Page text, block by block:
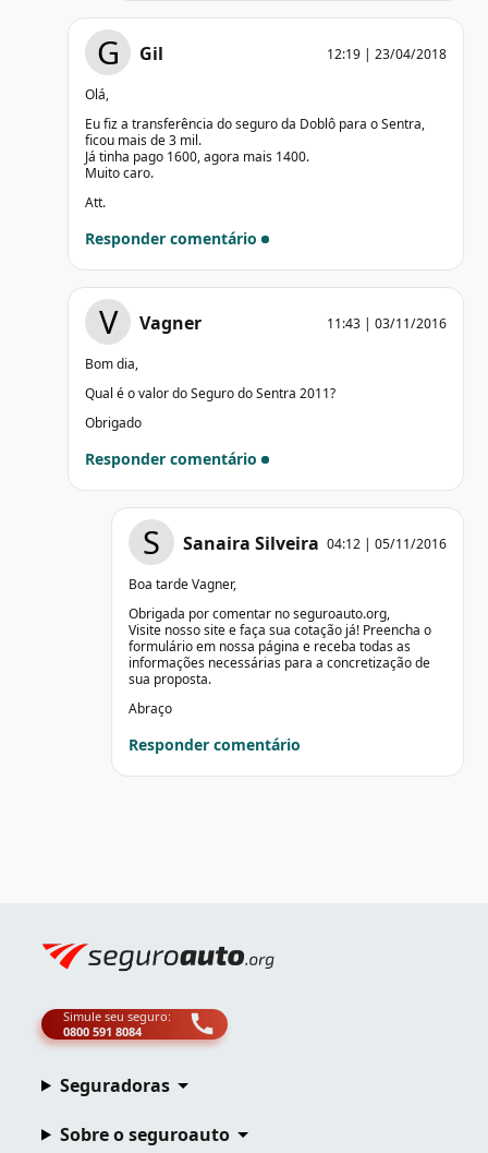
G Gil 12:19 | 23/04/2018
Olá,
Eu fiz a transferência do seguro da Doblô para o Sentra,
ficou mais de 3 mil.
Já tinha pago 1600, agora mais 1400.
Muito caro.
Att.
Responder comentário
V Vagner 11:43 | 03/11/2016
Bom dia,
Qual é o valor do Seguro do Sentra 2011?
Obrigado
Responder comentário
S Sanaira Silveira 04:12 | 05/11/2016
Boa tarde Vagner,
Obrigada por comentar no seguroauto.org,
Visite nosso site e faça sua cotação já! Preencha o
formulário em nossa página e receba todas as
informações necessárias para a concretização de
sua proposta.
Abraço
Responder comentário
Seguradoras
Sobre o seguroauto
Simule seu seguro:
0800 591 8084